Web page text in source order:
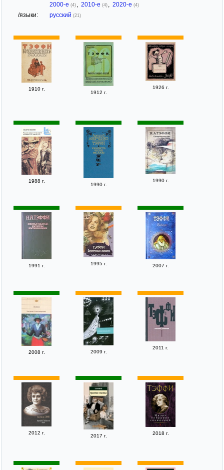
2000-е (4) 2010-е (4) 2020-е (4)
/языки: русский (21)
1910 г.
1912 г.
1926 г.
1988 г.
1990 г.
1990 г.
1991 г. 1995 г. 2007 г.
2008 г. 2009 г.
2011 г.
2012 г.
2017 г. 2018 г.